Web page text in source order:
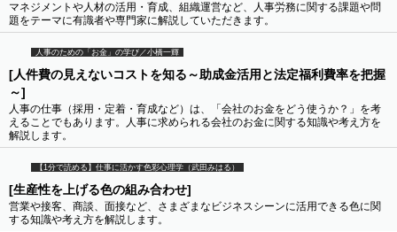
マネジメントや人材の活用・育成、組織運営など、人事労務に関する課題や問
題をテーマに有識者や専門家に解説していただきます。
人事のための「お金」の学び／小橋一輝
[人件費の見えないコストを知る～助成金活用と法定福利費率を把握
～]
人事の仕事（採用・定着・育成など）は、「会社のお金をどう使うか？」を考
えることでもあります。人事に求められる会社のお金に関する知識や考え方を
解説します。
【1分で読める】仕事に活かす色彩心理学（武田みはる）
[生産性を上げる色の組み合わせ]
営業や接客、商談、面接など、さまざまなビジネスシーンに活用できる色に関
する知識や考え方を解説します。